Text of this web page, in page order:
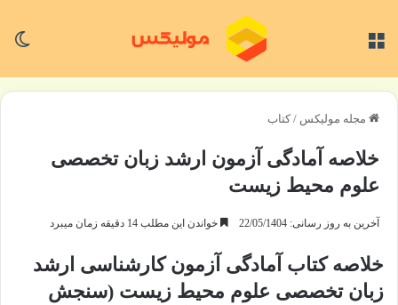
مجله مولیکس / کتاب
خلاصه آمادگی آزمون ارشد زبان تخصصی
علوم محیط زیست
آخرین به روز رسانی: 22/05/1404 خواندن این مطلب 14 دقیقه زمان میبرد
خلاصه کتاب آمادگی آزمون کارشناسی ارشد
زبان تخصصی علوم محیط زیست (سنجش